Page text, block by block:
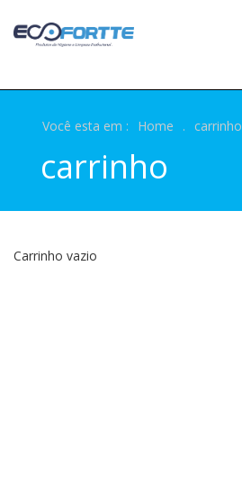
Você esta em : Home . carrinho
carrinho
Carrinho vazio